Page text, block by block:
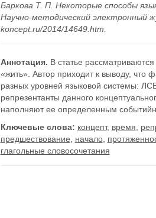
Баркова Т. П. Некоторые способы
Научно-методический электронный
koncept.ru/2014/14649.htm.
Аннотация. В статье
«жить». Автор приходит к выводу, что
разных уровней языковой системы:
репрезентанты данного
наполняют ее определенным
Ключевые слова: концепт, время
предшествование
начало,
глагольные словосочетания